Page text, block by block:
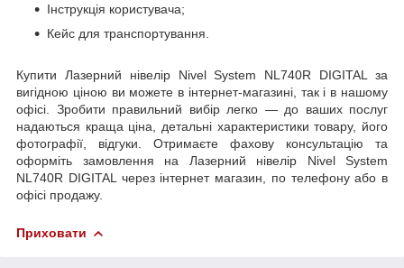
Інструкція користувача;
Кейс для транспортування.
Купити Лазерний нівелір Nivel System NL740R DIGITAL за
вигідною ціною ви можете в інтернет-магазині, так і в нашому
офісі. Зробити правильний вибір легко — до ваших послуг
надаються краща ціна, детальні характеристики товару, його
фотографії, відгуки. Отримаєте фахову консультацію та
оформіть замовлення на Лазерний нівелір Nivel System
NL740R DIGITAL через інтернет магазин, по телефону або в
офісі продажу.
Приховати